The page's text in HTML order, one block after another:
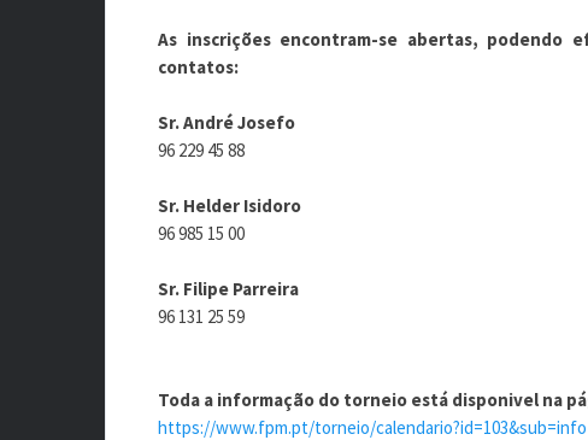
As inscrições encontram-se abertas, podendo
contatos:
Sr. André Josefo
96 229 45 88
Sr. Helder Isidoro
96 985 15 00
Sr. Filipe Parreira
96 131 25 59
Toda a informação do torneio está disponivel na
https://www.fpm.pt/torneio/calendario?id=103&sub=info